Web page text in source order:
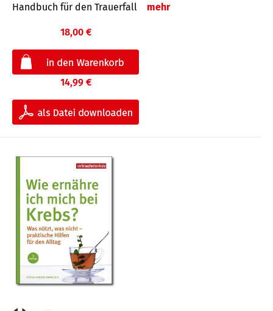
Handbuch für den Trauerfall mehr
18,00 €
14,99 €